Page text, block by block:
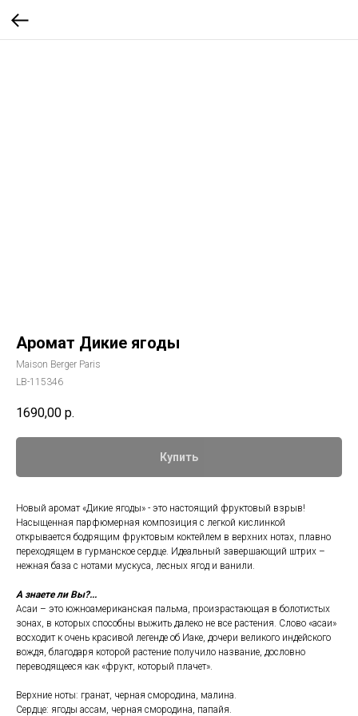
Аромат Дикие ягоды
Maison Berger Paris
LB-115346
1690,00 р.
Купить
Новый аромат «Дикие ягоды» - это настоящий фруктовый взрыв!
Насыщенная парфюмерная композиция с легкой кислинкой
открывается бодрящим фруктовым коктейлем в верхних нотах, плавно
переходящем в гурманское сердце. Идеальный завершающий штрих –
нежная база с нотами мускуса, лесных ягод и ванили.
А знаете ли Вы?...
Асаи – это южноамериканская пальма, произрастающая в болотистых
зонах, в которых способны выжить далеко не все растения. Слово «асаи»
восходит к очень красивой легенде об Иаке, дочери великого индейского
вождя, благодаря которой растение получило название, дословно
переводящееся как «фрукт, который плачет».
Верхние ноты: гранат, черная смородина, малина.
Сердце: ягоды ассам, черная смородина, папайя.